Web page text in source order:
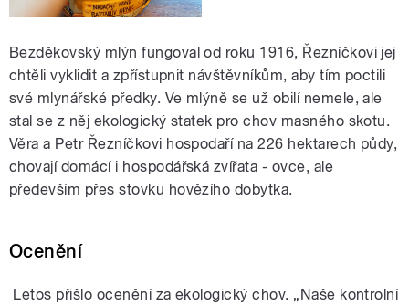
Bezděkovský mlýn fungoval od roku 1916, Řezníčkovi jej
chtěli vyklidit a zpřístupnit návštěvníkům, aby tím poctili
své mlynářské předky. Ve mlýně se už obilí nemele, ale
stal se z něj ekologický statek pro chov masného skotu.
Věra a Petr Řezníčkovi hospodaří na 226 hektarech půdy,
chovají domácí i hospodářská zvířata - ovce, ale
především přes stovku hovězího dobytka.
Ocenění
Letos přišlo ocenění za ekologický chov. „Naše kontrolní